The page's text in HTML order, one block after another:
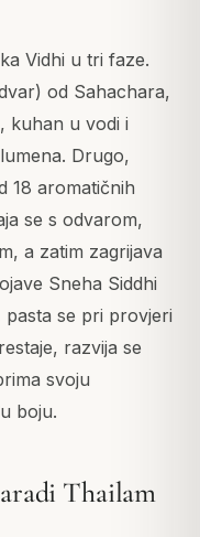
Vidhi u tri faze.
od Sahachara,
kuhan u vodi i
Drugo,
18 aromatičnih
se s odvarom,
a zatim zagrijava
Sneha Siddhi
se pri provjeri
razvija se
svoju
boju.
Thailam